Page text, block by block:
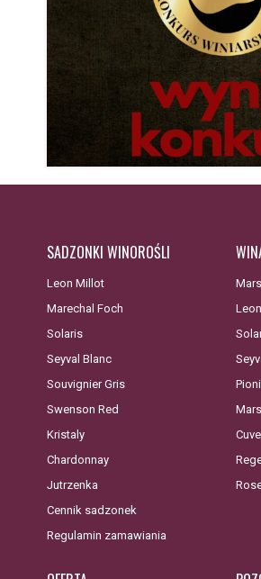
SADZONKI WINOROŚLI
Leon Millot
Marechal Foch
Solaris
Seyval Blanc
Souvignier Gris
Swenson Red
Kristaly
Chardonnay
Jutrzenka
Cennik sadzonek
Regulamin zamawiania
Leon